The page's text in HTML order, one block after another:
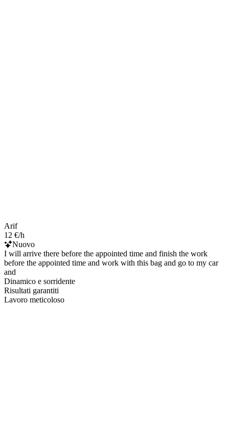
Arif
12 €/h
Nuovo
I will arrive there before the appointed time and finish the work
before the appointed time and work with this bag and go to my car
and
Dinamico e sorridente
Risultati garantiti
Lavoro meticoloso